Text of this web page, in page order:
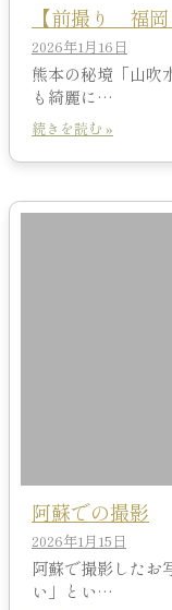
【前撮り 福
2026年1月16日
熊本の秘境「山吹
も綺麗に…
続きを読む »
阿蘇での撮影
2026年1月15日
阿蘇で撮影したお
い」とい…